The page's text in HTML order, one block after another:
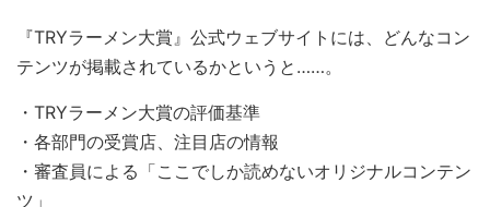
『TRYラーメン大賞』公式ウェブサイトには、どんなコン
テンツが掲載されているかというと……。
・TRYラーメン大賞の評価基準
・各部門の受賞店、注目店の情報
・審査員による「ここでしか読めないオリジナルコンテン
ツ」